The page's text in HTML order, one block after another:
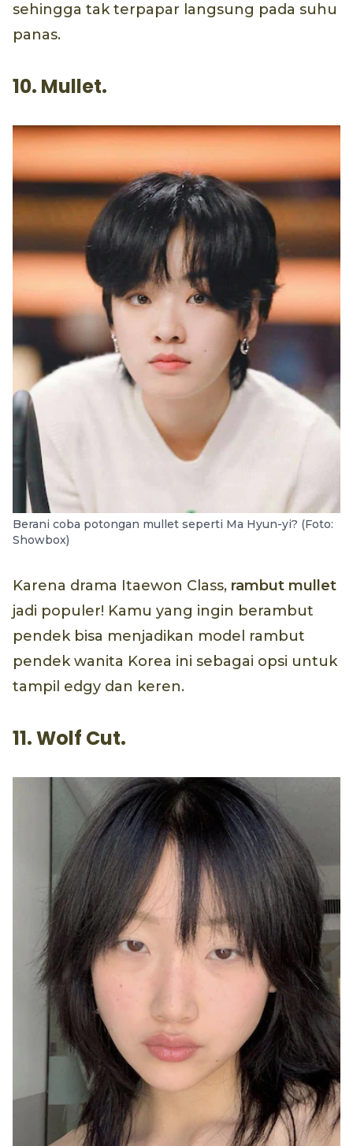
sehingga tak terpapar langsung pada suhu
panas.
10. Mullet.
Berani coba potongan mullet seperti Ma Hyun-yi? (Foto:
Showbox)
Karena drama Itaewon Class, rambut mullet
jadi populer! Kamu yang ingin berambut
pendek bisa menjadikan model rambut
pendek wanita Korea ini sebagai opsi untuk
tampil edgy dan keren.
11. Wolf Cut.